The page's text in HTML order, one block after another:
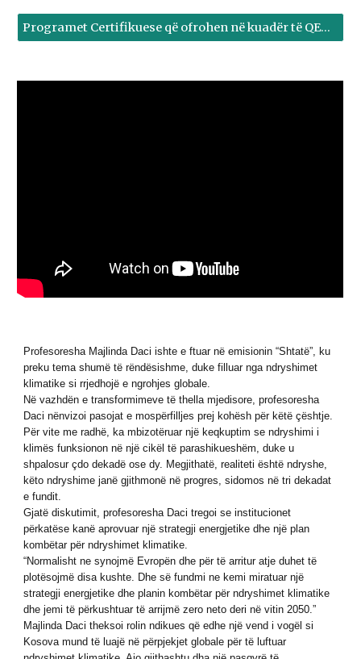
Programet Certifikuese që ofrohen në kuadër të QEQ - Kliko këtu
Profesoresha Majlinda Daci ishte e ftuar në emisionin “Shtatë”, ku
preku tema shumë të rëndësishme, duke filluar nga ndryshimet
klimatike si rrjedhojë e ngrohjes globale.
Në vazhdën e transformimeve të thella mjedisore, profesoresha
Daci nënvizoi pasojat e mospërfilljes prej kohësh për këtë çështje.
Për vite me radhë, ka mbizotëruar një keqkuptim se ndryshimi i
klimës funksionon në një cikël të parashikueshëm, duke u
shpalosur çdo dekadë ose dy. Megjithatë, realiteti është ndryshe,
këto ndryshime janë gjithmonë në progres, sidomos në tri dekadat
e fundit.
Gjatë diskutimit, profesoresha Daci tregoi se institucionet
përkatëse kanë aprovuar një strategji energjetike dhe një plan
kombëtar për ndryshimet klimatike.
“Normalisht ne synojmë Evropën dhe për të arritur atje duhet të
plotësojmë disa kushte. Dhe së fundmi ne kemi miratuar një
strategji energjetike dhe planin kombëtar për ndryshimet klimatike
dhe jemi të përkushtuar të arrijmë zero neto deri në vitin 2050.”
Majlinda Daci theksoi rolin ndikues që edhe një vend i vogël si
Kosova mund të luajë në përpjekjet globale për të luftuar